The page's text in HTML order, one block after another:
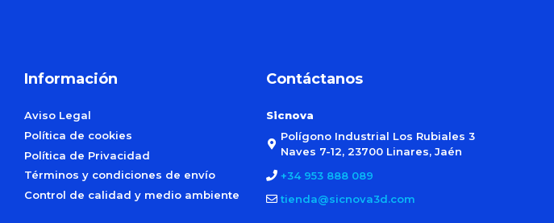
Información
Aviso Legal
Política de cookies
Política de Privacidad
Términos y condiciones de envío
Control de calidad y medio ambiente
Contáctanos
Sicnova
Polígono Industrial Los Rubiales 3
Naves 7-12, 23700 Linares, Jaén
+34 953 888 089
tienda@sicnova3d.com